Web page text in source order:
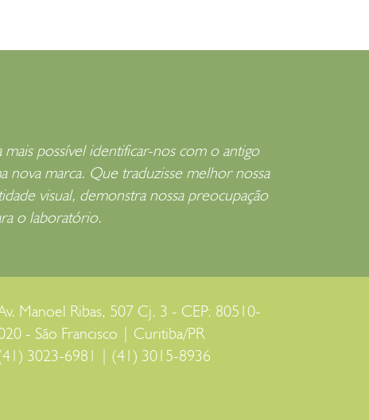
possível identificar-nos com o antigo
nova marca. Que traduzisse melhor nossa
visual, demonstra nossa preocupação
o laboratório.
Manoel Ribas, 507 Cj. 3 - CEP: 80510-
- São Francisco | Curitiba/PR
3023-6981 | (41) 3015-8936